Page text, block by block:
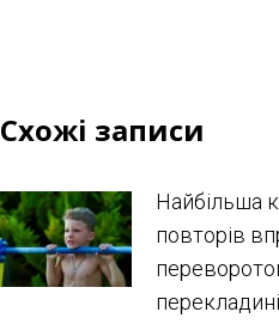
Схожі записи
Найбільша
повторів